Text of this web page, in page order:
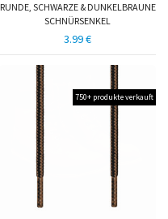
RUNDE, SCHWARZE & DUNKELBRAUNE
SCHNÜRSENKEL
3.99 €
750+ produkte verkauft